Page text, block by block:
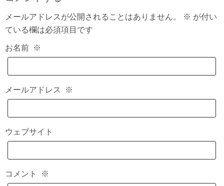
メールアドレスが公開されることはありません。 ※ が付い
ている欄は必須項目です
お名前 ※
メールアドレス ※
ウェブサイト
コメント ※